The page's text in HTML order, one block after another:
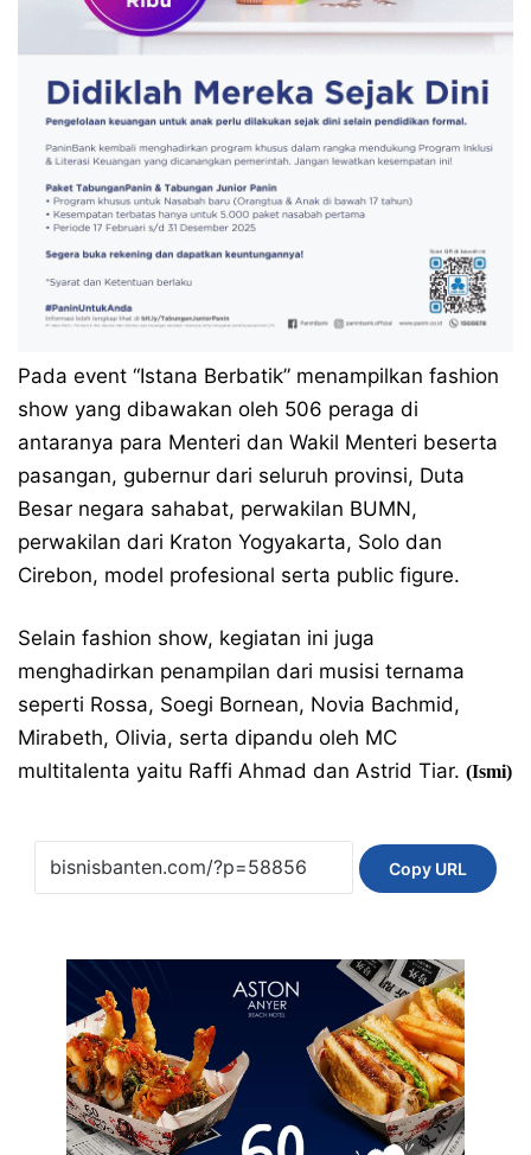
Pada event “Istana Berbatik” menampilkan fashion
show yang dibawakan oleh 506 peraga di
antaranya para Menteri dan Wakil Menteri beserta
pasangan, gubernur dari seluruh provinsi, Duta
Besar negara sahabat, perwakilan BUMN,
perwakilan dari Kraton Yogyakarta, Solo dan
Cirebon, model profesional serta public figure.
Selain fashion show, kegiatan ini juga
menghadirkan penampilan dari musisi ternama
seperti Rossa, Soegi Bornean, Novia Bachmid,
Mirabeth, Olivia, serta dipandu oleh MC
multitalenta yaitu Raffi Ahmad dan Astrid Tiar. (Ismi)
Copy URL